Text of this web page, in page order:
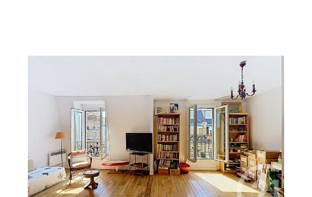
Ref : 2185
Appartement F4 à vendre
820 000 €
CENTURY 21 VOUS PROPOSE CET